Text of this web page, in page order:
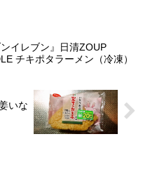
ンイレブン』日清ZOUP
チキポタラーメン（冷凍）
いな